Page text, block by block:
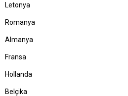
Letonya
Romanya
Almanya
Fransa
Hollanda
Belçika